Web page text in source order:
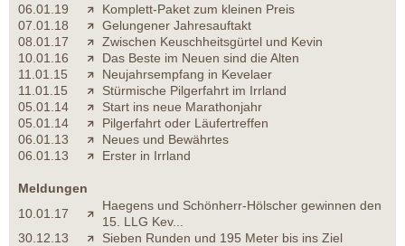
06.01.19
Komplett-Paket zum kleinen Preis
07.01.18
Gelungener Jahresauftakt
08.01.17
Zwischen Keuschheitsgürtel und Kevin
10.01.16
Das Beste im Neuen sind die Alten
11.01.15
Neujahrsempfang in Kevelaer
11.01.15
Stürmische Pilgerfahrt im Irrland
05.01.14
Start ins neue Marathonjahr
05.01.14
Pilgerfahrt oder Läufertreffen
06.01.13
Neues und Bewährtes
06.01.13
Erster in Irrland
Meldungen
10.01.17
Haegens und Schönherr-Hölscher gewinnen den
15. LLG Kev...
30.12.13
Sieben Runden und 195 Meter bis ins Ziel